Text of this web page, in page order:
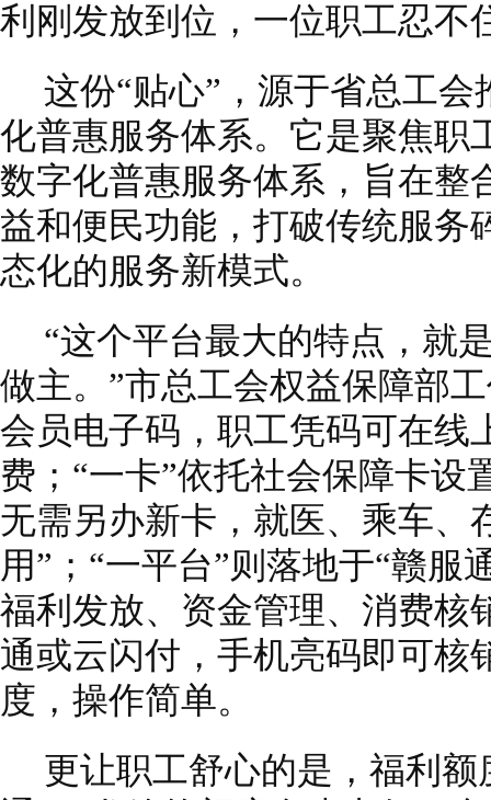
利刚发放到位，一位职工忍不
这份“贴心”，源于省总工
化普惠服务体系。它是聚焦职
数字化普惠服务体系，旨在整
益和便民功能，打破传统服务
态化的服务新模式。
“这个平台最大的特点，就
做主。”市总工会权益保障部
会员电子码，职工凭码可在线
费；“一卡”依托社会保障卡设
无需另办新卡，就医、乘车、
用”；“一平台”则落地于“赣服
福利发放、资金管理、消费核
通或云闪付，手机亮码即可核
度，操作简单。
更让职工舒心的是，福利